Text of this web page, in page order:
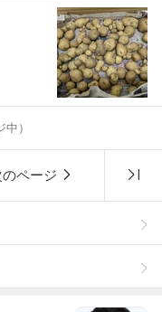
）
のページ